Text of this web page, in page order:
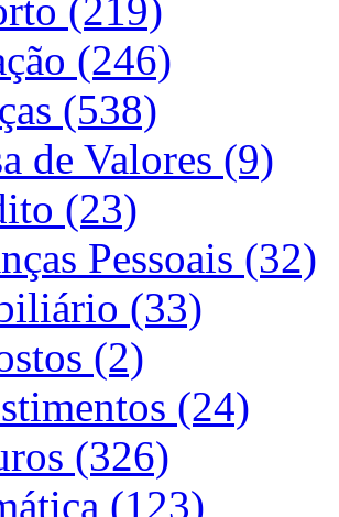
(219)
(246)
(538)
de Valores (9)
(23)
Pessoais (32)
(33)
(2)
(24)
(326)
(123)